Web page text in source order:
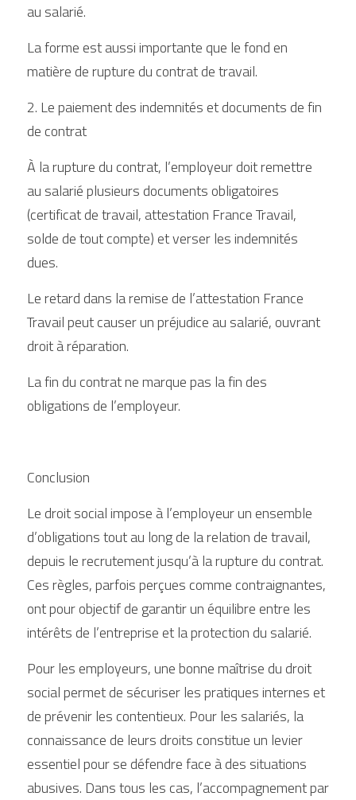
au salarié.
La forme est aussi importante que le fond en
matière de rupture du contrat de travail.
2. Le paiement des indemnités et documents de fin
de contrat
À la rupture du contrat, l’employeur doit remettre
au salarié plusieurs documents obligatoires
(certificat de travail, attestation France Travail,
solde de tout compte) et verser les indemnités
dues.
Le retard dans la remise de l’attestation France
Travail peut causer un préjudice au salarié, ouvrant
droit à réparation.
La fin du contrat ne marque pas la fin des
obligations de l’employeur.
Conclusion
Le droit social impose à l’employeur un ensemble
d’obligations tout au long de la relation de travail,
depuis le recrutement jusqu’à la rupture du contrat.
Ces règles, parfois perçues comme contraignantes,
ont pour objectif de garantir un équilibre entre les
intérêts de l’entreprise et la protection du salarié.
Pour les employeurs, une bonne maîtrise du droit
social permet de sécuriser les pratiques internes et
de prévenir les contentieux. Pour les salariés, la
connaissance de leurs droits constitue un levier
essentiel pour se défendre face à des situations
abusives. Dans tous les cas, l’accompagnement par